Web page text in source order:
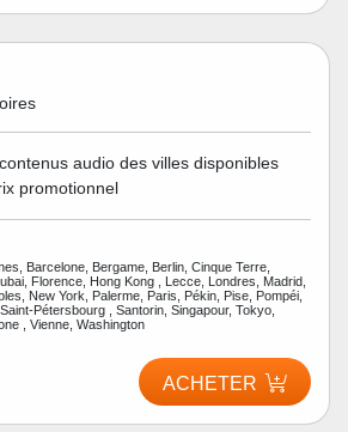
audio des villes disponibles
promotionnel
Barcelone, Bergame, Berlin, Cinque Terre,
Florence, Hong Kong , Lecce, Londres, Madrid,
New York, Palerme, Paris, Pékin, Pise, Pompéi,
Pétersbourg , Santorin, Singapour, Tokyo,
, Vienne, Washington
ACHETER